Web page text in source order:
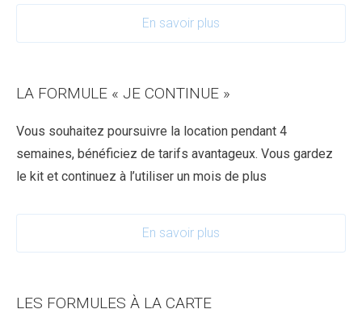
En savoir plus
LA FORMULE « JE CONTINUE »
Vous souhaitez poursuivre la location pendant 4
semaines, bénéficiez de tarifs avantageux. Vous gardez
le kit et continuez à l’utiliser un mois de plus
En savoir plus
LES FORMULES À LA CARTE